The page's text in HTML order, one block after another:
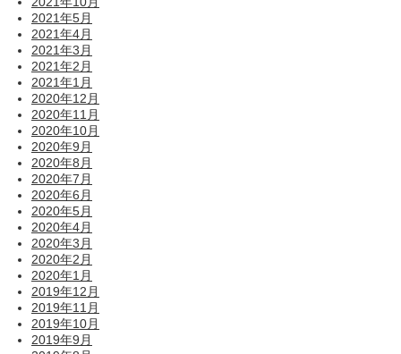
2021年5月
2021年4月
2021年3月
2021年2月
2021年1月
2020年12月
2020年11月
2020年10月
2020年9月
2020年8月
2020年7月
2020年6月
2020年5月
2020年4月
2020年3月
2020年2月
2020年1月
2019年12月
2019年11月
2019年10月
2019年9月